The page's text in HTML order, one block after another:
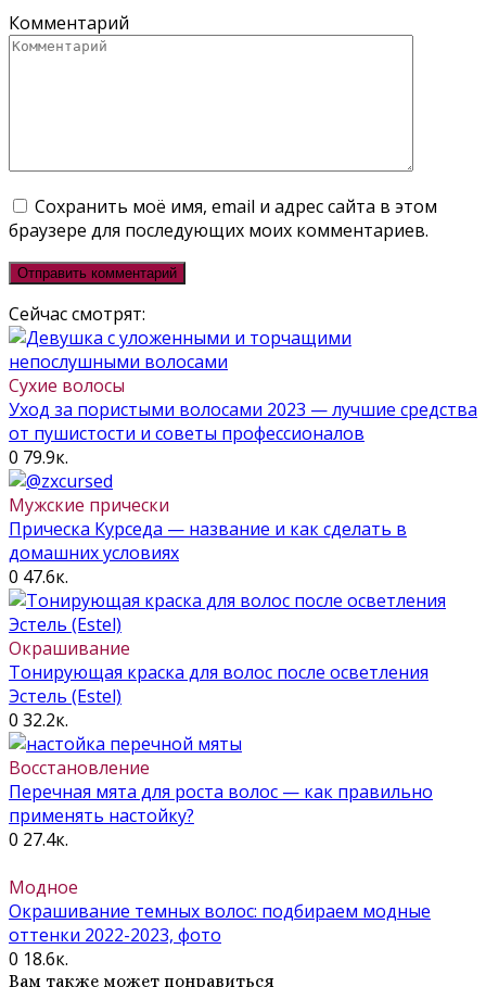
Комментарий
Сохранить моё имя, email и адрес сайта в этом
браузере для последующих моих комментариев.
Сейчас смотрят:
Сухие волосы
Уход за пористыми волосами 2023 — лучшие средства
от пушистости и советы профессионалов
0 79.9к.
Мужские прически
Прическа Курседа — название и как сделать в
домашних условиях
0 47.6к.
Окрашивание
Тонирующая краска для волос после осветления
Эстель (Estel)
0 32.2к.
Восстановление
Перечная мята для роста волос — как правильно
применять настойку?
0 27.4к.
Модное
Окрашивание темных волос: подбираем модные
оттенки 2022-2023, фото
0 18.6к.
Вам также может понравиться